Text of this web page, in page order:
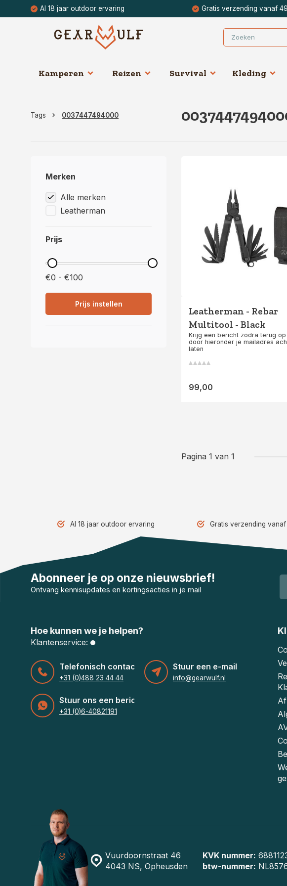
Al 18 jaar outdoor ervaring Gratis verzending vanaf
Kamperen Reizen Survival Kleding
Tags 0037447494000
Merken
Alle merken
Leatherman
Prijs
€0 - €100
Prijs instellen
Leatherman - Rebar
Multitool - Black
Krijg een bericht zodra terug
door hieronder je mailadres
laten
99,00
Pagina 1 van 1
Al 18 jaar outdoor ervaring Gratis verzending
Abonneer je op onze nieuwsbrief!
Ontvang kennisupdates en kortingsacties in je mail
Hoe kunnen we je helpen?
Klantenservice:
Telefonisch contact
+31 (0)488 23 44 44
Stuur een e-mail
info@gearwulf.nl
Stuur ons een bericht
+31 (0)6-40821191
Vuurdoornstraat 46
4043 NS, Opheusden
KVK nummer:
btw-nummer: